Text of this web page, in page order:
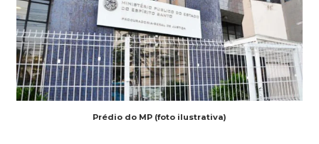
Prédio do MP (foto ilustrativa)